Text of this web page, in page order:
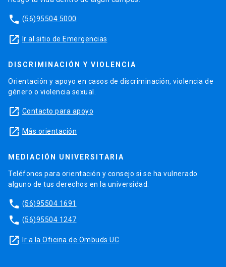
phone (56)95504 5000
launch Ir al sitio de Emergencias
DISCRIMINACIÓN Y VIOLENCIA
Orientación y apoyo en casos de discriminación, violencia de
género o violencia sexual.
launch Contacto para apoyo
launch Más orientación
MEDIACIÓN UNIVERSITARIA
Teléfonos para orientación y consejo si se ha vulnerado
alguno de tus derechos en la universidad.
phone (56)95504 1691
phone (56)95504 1247
launch Ir a la Oficina de Ombuds UC